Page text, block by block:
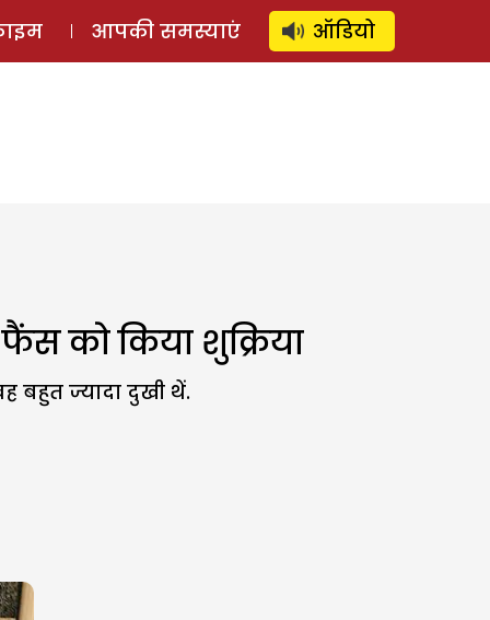
लॉग इन ⚲ SUBSCRIBE
आपकी समस्याएं ऑडियो
को किया शुक्रिया
बहुत ज्यादा दुखी थें.